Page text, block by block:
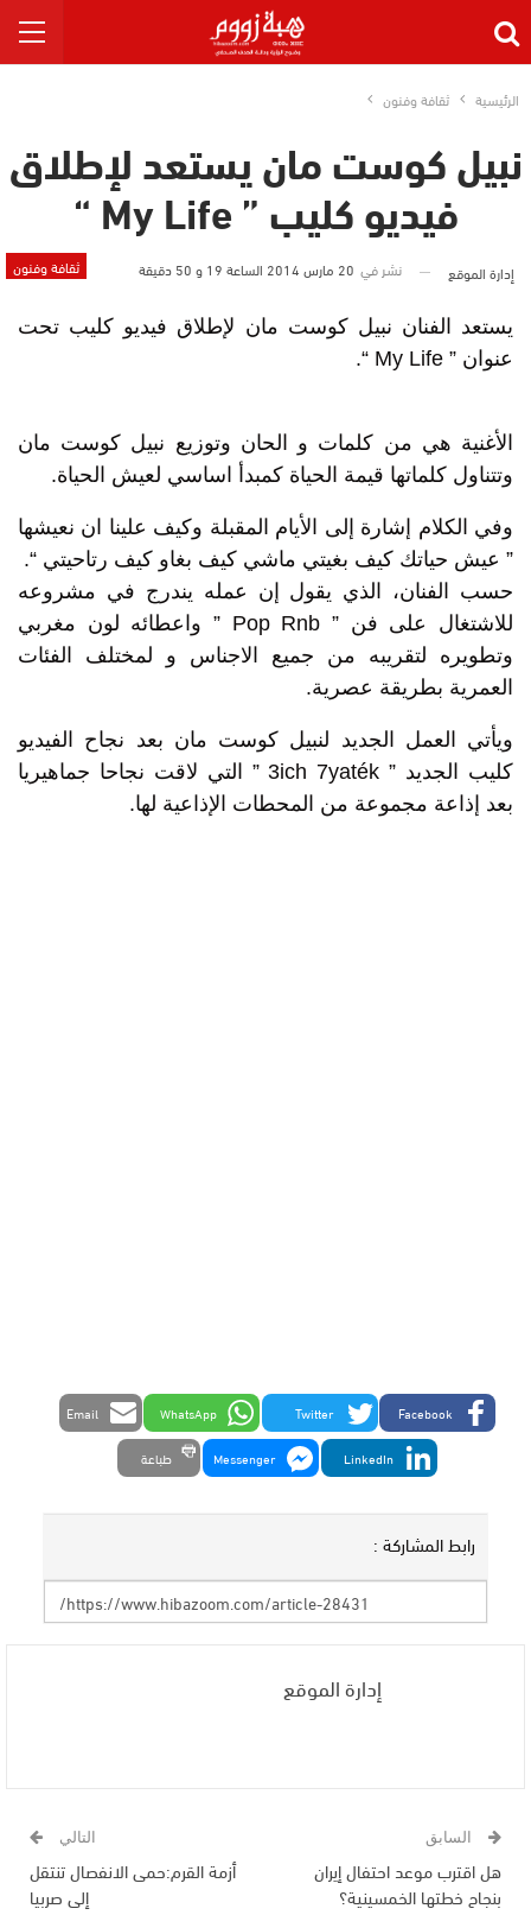
الرئيسية ثقافة وفنون
نبيل كوست مان يستعد لإطلاق
فيديو كليب ” My Life “
ثقافة وفنون إدارة الموقع نشر في 20 مارس 2014 الساعة 19 و 50 دقيقة
يستعد الفنان نبيل كوست مان لإطلاق فيديو كليب تحت
عنوان ” My Life “.
الأغنية هي من كلمات و الحان وتوزيع نبيل كوست مان
وتتناول كلماتها قيمة الحياة كمبدأ اساسي لعيش الحياة.
وفي الكلام إشارة إلى الأيام المقبلة وكيف علينا ان نعيشها
” عيش حياتك كيف بغيتي ماشي كيف بغاو كيف رتاحيتي “.
حسب الفنان، الذي يقول إن عمله يندرج في مشروعه
للاشتغال على فن ” Pop Rnb ” واعطائه لون مغربي
وتطويره لتقريبه من جميع الاجناس و لمختلف الفئات
العمرية بطريقة عصرية.
ويأتي العمل الجديد لنبيل كوست مان بعد نجاح الفيديو
كليب الجديد ” 3ich 7yaték ” التي لاقت نجاحا جماهيريا
بعد إذاعة مجموعة من المحطات الإذاعية لها.
Facebook
Twitter
WhatsApp
Email
LinkedIn
Messenger طباعة
رابط المشاركة :
إدارة الموقع
السابق
هل اقترب موعد احتفال إيران
بنجاح خطتها الخمسينية؟
التالي
أزمة القرم:حمى الانفصال تنتقل
إلى صربيا